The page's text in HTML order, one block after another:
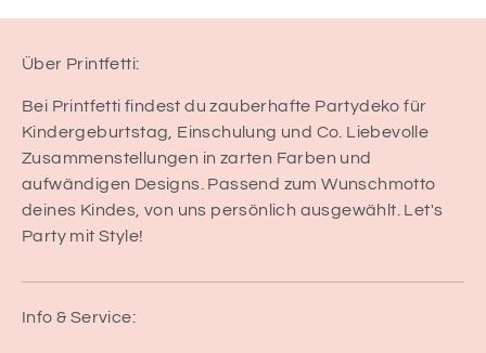
Über Printfetti:
Bei Printfetti findest du zauberhafte Partydeko für
Kindergeburtstag, Einschulung und Co. Liebevolle
Zusammenstellungen in zarten Farben und
aufwändigen Designs. Passend zum Wunschmotto
deines Kindes, von uns persönlich ausgewählt. Let's
Party mit Style!
Info & Service: